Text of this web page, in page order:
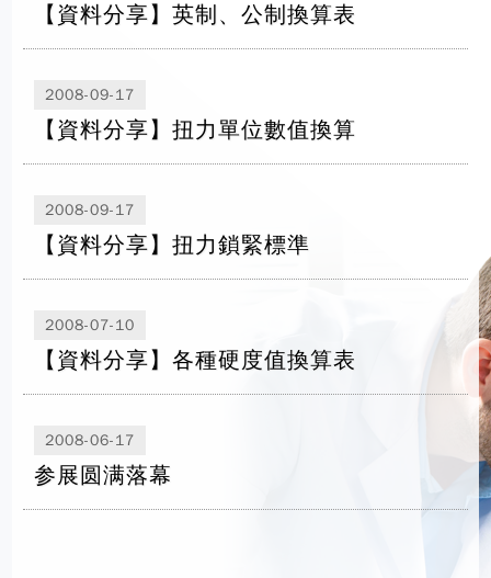
【資料分享】英制、公制換算表
2008-09-17
【資料分享】扭力單位數值換算
2008-09-17
【資料分享】扭力鎖緊標準
2008-07-10
【資料分享】各種硬度值換算表
2008-06-17
参展圆满落幕